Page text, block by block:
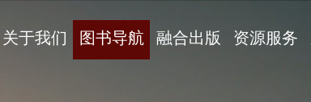
关于我们 图书导航 融合出版 资源服务